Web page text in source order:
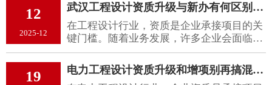
12
2025-12
武汉工程设计资质升级与新办有何区别？企业该怎么选更合适？
在工程设计行业，资质是企业承接项目的关
键门槛。随着业务发展，许多企业会面临一
个抉择：是选择武汉工程设计资质升级，还
是直接申请新办资质？这两种方式各有优
劣，企业需要根据自身情况做出合理决策。
19 电力工程设计资质升级和增项别再搞混了，关键差异一文说清